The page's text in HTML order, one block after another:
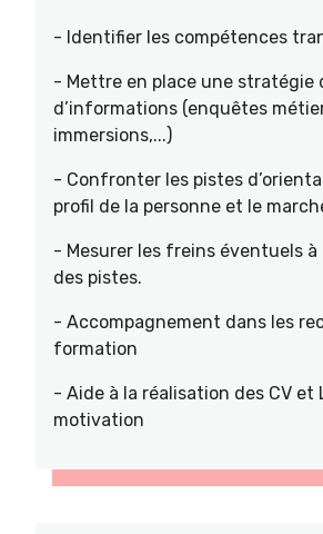
- Identifier les compétences
- Mettre en place une stratégie
d’informations (enquêtes
immersions,...)
- Confronter les pistes
profil de la personne et le
- Mesurer les freins éventuels à
des pistes.
- Accompagnement dans les
formation
- Aide à la réalisation des CV et
motivation